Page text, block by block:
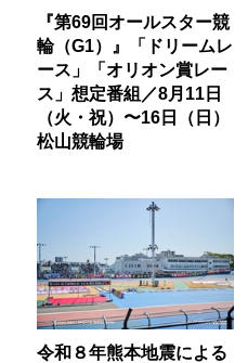
『第69回オールスター競
輪（G1）』「ドリームレ
ース」「オリオン賞レー
ス」想定番組／8月11日
（火・祝）〜16日（日）
松山競輪場
令和８年熊本地震による